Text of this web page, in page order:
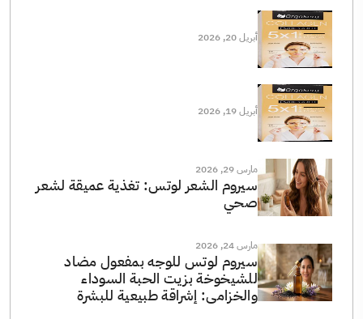
أبريل 20, 2026
أبريل 19, 2026
مارس 29, 2026
سيروم الشعر لوتس: تغذية عميقة لشعر
صحي
مارس 24, 2026
سيروم لوتس للوجه بمفعول مضاد
للشيخوخة بزيت الحبة السوداء
والخزامى: إشراقة طبيعية للبشرة